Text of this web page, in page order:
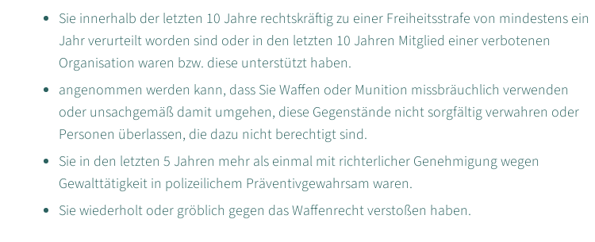
Sie innerhalb der letzten 10 Jahre rechtskräftig zu einer Freiheitsstrafe von mindestens ein
Jahr verurteilt worden sind oder in den letzten 10 Jahren Mitglied einer verbotenen
Organisation waren bzw. diese unterstützt haben.
angenommen werden kann, dass Sie Waffen oder Munition missbräuchlich verwenden
oder unsachgemäß damit umgehen, diese Gegenstände nicht sorgfältig verwahren oder
Personen überlassen, die dazu nicht berechtigt sind.
Sie in den letzten 5 Jahren mehr als einmal mit richterlicher Genehmigung wegen
Gewalttätigkeit in polizeilichem Präventivgewahrsam waren.
Sie wiederholt oder gröblich gegen das Waffenrecht verstoßen haben.